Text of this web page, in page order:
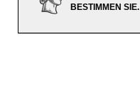
BESTIMMEN SIE.